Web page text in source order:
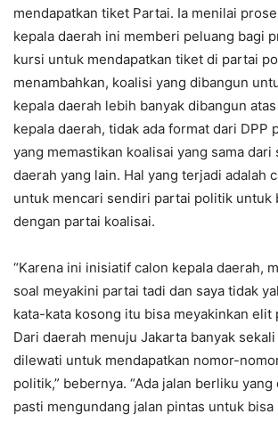
mendapatkan tiket Partai. Ia menilai
kepala daerah ini memberi peluang bagi
kursi untuk mendapatkan tiket di partai
menambahkan, koalisi yang dibangun
kepala daerah lebih banyak dibangun
kepala daerah, tidak ada format dari DPP
yang memastikan koalisai yang sama dari
daerah yang lain. Hal yang terjadi adalah
untuk mencari sendiri partai politik untuk
dengan partai koalisai.
“Karena ini inisiatif calon kepala daerah,
soal meyakini partai tadi dan saya tidak
kata-kata kosong itu bisa meyakinkan elit
Dari daerah menuju Jakarta banyak
dilewati untuk mendapatkan nomor-
politik,” bebernya. “Ada jalan berliku
pasti mengundang jalan pintas untuk bisa